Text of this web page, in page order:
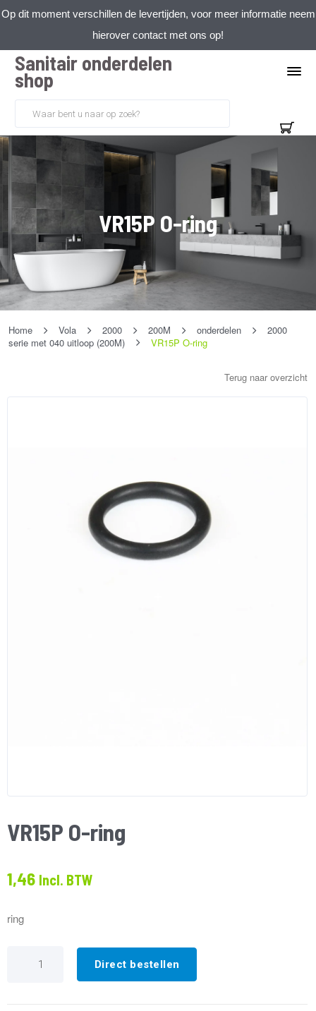
Op dit moment verschillen de levertijden, voor meer informatie neem
hierover contact met ons op!
Sanitair onderdelen
shop
VR15P O-ring
Home Vola 2000 200M onderdelen
2000
serie met 040 uitloop (200M)
VR15P O-ring
Terug naar overzicht
VR15P O-ring
1,46 Incl. BTW
ring
Direct bestellen